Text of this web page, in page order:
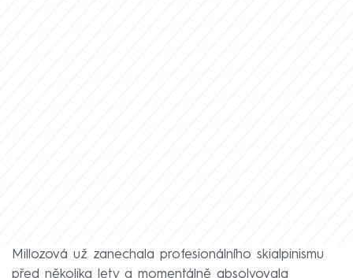
Millozová už zanechala profesionálního skialpinismu
před několika lety a momentálně absolvovala